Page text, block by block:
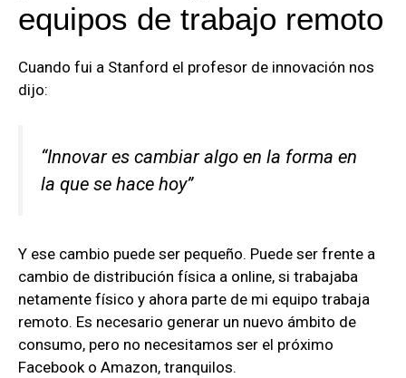
equipos de trabajo remoto
Cuando fui a Stanford el profesor de innovación nos
dijo:
“Innovar es cambiar algo en la forma en
la que se hace hoy”
Y ese cambio puede ser pequeño. Puede ser frente a
cambio de distribución física a online, si trabajaba
netamente físico y ahora parte de mi equipo trabaja
remoto. Es necesario generar un nuevo ámbito de
consumo, pero no necesitamos ser el próximo
Facebook o Amazon, tranquilos.